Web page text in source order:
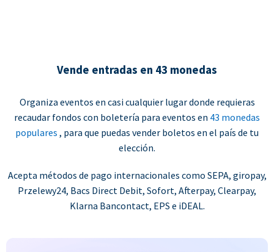
Vende entradas en 43 monedas
Organiza eventos en casi cualquier lugar donde requieras
recaudar fondos con boletería para eventos en 43 monedas
populares , para que puedas vender boletos en el país de tu
elección.
Acepta métodos de pago internacionales como SEPA, giropay,
Przelewy24, Bacs Direct Debit, Sofort, Afterpay, Clearpay,
Klarna Bancontact, EPS e iDEAL.